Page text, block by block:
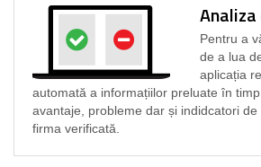
Pentru a
de a lua
aplicația
automată a informațiilor preluate în
avantaje, probleme dar și indidcatori
firma verificată.